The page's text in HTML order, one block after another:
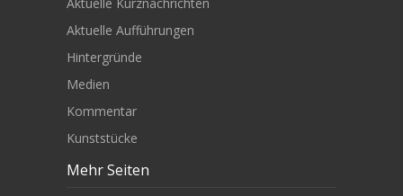
Aktuelle Aufführungen
Hintergründe
Medien
Kommentar
Kunststücke
Mehr Seiten